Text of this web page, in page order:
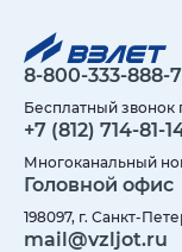
8-800-333-888-7
Бесплатный звонок
+7 (812) 714-81-
Многоканальный
Головной офис
198097, г. Санкт-
mail@vzljot.ru